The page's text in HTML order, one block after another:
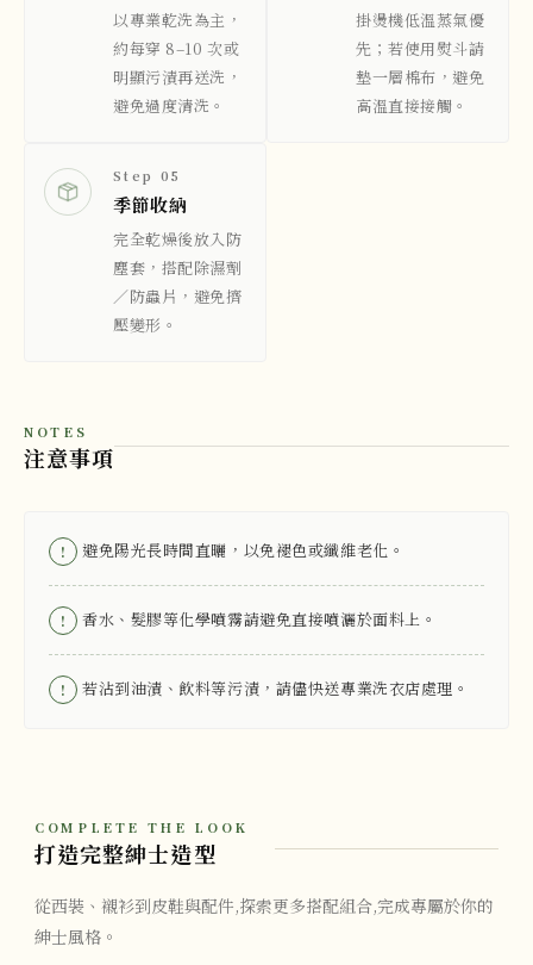
以專業乾洗為主，
約每穿 8–10 次或
明顯污漬再送洗，
避免過度清洗。
掛燙機低溫蒸氣優
先；若使用熨斗請
墊一層棉布，避免
高溫直接接觸。
Step 05
季節收納
完全乾燥後放入防
塵套，搭配除濕劑
／防蟲片，避免擠
壓變形。
NOTES
注意事項
! 避免陽光長時間直曬，以免褪色或纖維老化。
! 香水、髮膠等化學噴霧請避免直接噴灑於面料上。
! 若沾到油漬、飲料等污漬，請儘快送專業洗衣店處理。
COMPLETE THE LOOK
打造完整紳士造型
從西裝、襯衫到皮鞋與配件,探索更多搭配組合,完成專屬於你的
紳士風格。